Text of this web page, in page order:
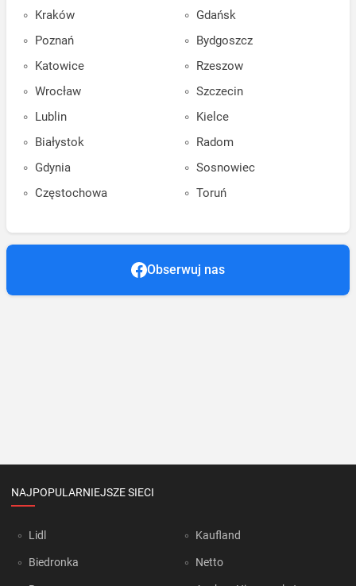
Kraków
Poznań
Katowice
Wrocław
Lublin
Białystok
Gdynia
Częstochowa
Gdańsk
Bydgoszcz
Rzeszow
Szczecin
Kielce
Radom
Sosnowiec
Toruń
Obserwuj nas
NAJPOPULARNIEJSZE SIECI
Lidl
Biedronka
Kaufland
Netto